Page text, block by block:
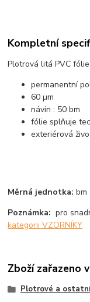
Kompletní
Plotrová litá PVC fólie
permanentní
60 µm
návin : 50 bm
fólie splňuje
exteriérová
Měrná jednotka: bm
Poznámka: pro
kategorii VZORNÍKY
Zboží zařazeno
Plotrové a